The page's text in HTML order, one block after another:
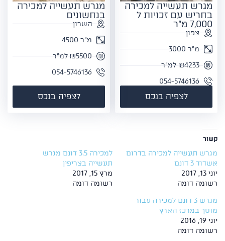
מגרש תעשייה למכירה
בחריש עם זכויות ל
7,000 מ"ר
צפון
מ"ר 3000
₪4233 למ"ר
054-5746136
לצפיה בנכס
מגרש תעשייה למכירה
בנחשונים
השרון
מ"ר 4500
₪5500 למ"ר
054-5746136
לצפיה בנכס
קשור
מגרש תעשייה למכירה בדרום
אשדוד 3 דונם
יוני 13, 2017
רשומה דומה
למכירה 3.5 דונם מגרש
תעשייה בצריפין
מרץ 15, 2017
רשומה דומה
מגרש 3 דונם למכירה עבור
מוסך במרכז הארץ
יוני 19, 2016
רשומה דומה